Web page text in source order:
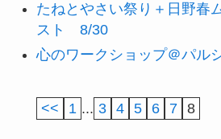
たねとやさい祭り＋日野春
スト 8/30
心のワークショップ＠パ
<< 1 ... 3 4 5 6 7 8